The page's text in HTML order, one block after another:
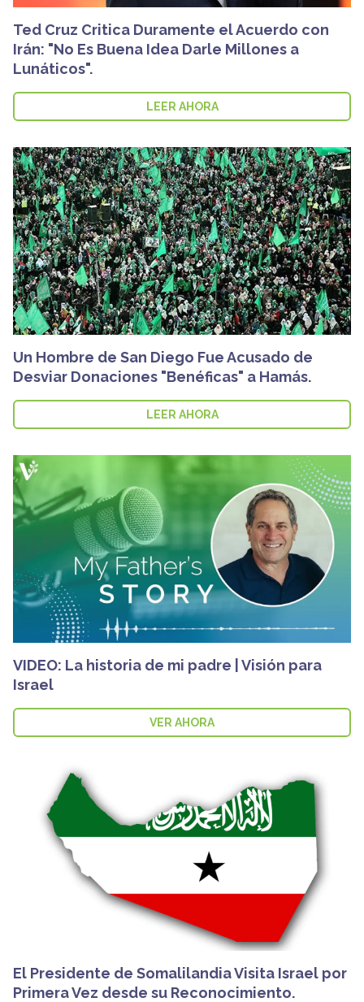
Ted Cruz Critica Duramente el Acuerdo con
Irán: "No Es Buena Idea Darle Millones a
Lunáticos".
LEER AHORA
Un Hombre de San Diego Fue Acusado de
Desviar Donaciones "Benéficas" a Hamás.
LEER AHORA
VIDEO: La historia de mi padre | Visión para
Israel
VER AHORA
El Presidente de Somalilandia Visita Israel por
Primera Vez desde su Reconocimiento.